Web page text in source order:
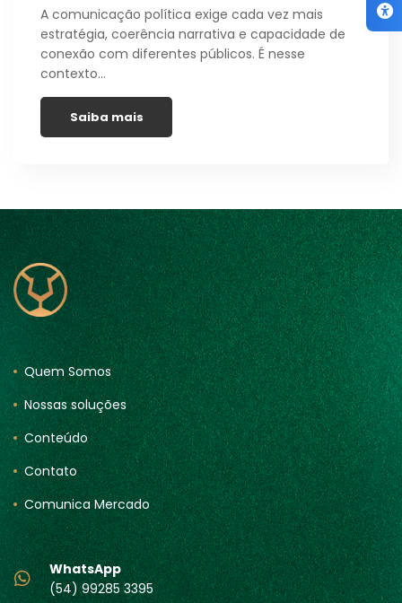
A comunicação política exige cada vez mais
estratégia, coerência narrativa e capacidade de
conexão com diferentes públicos. É nesse
contexto…
Saiba mais
Quem Somos
Nossas soluções
Conteúdo
Contato
Comunica Mercado
WhatsApp
(54) 99285 3395